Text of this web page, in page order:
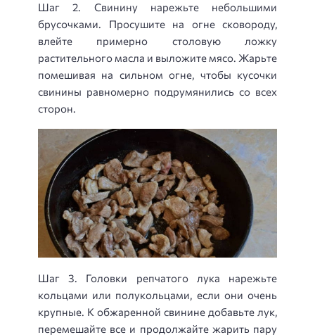
Шаг 2. Свинину нарежьте небольшими
брусочками. Просушите на огне сковороду,
влейте примерно столовую ложку
растительного масла и выложите мясо. Жарьте
помешивая на сильном огне, чтобы кусочки
свинины равномерно подрумянились со всех
сторон.
Шаг 3. Головки репчатого лука нарежьте
кольцами или полукольцами, если они очень
крупные. К обжаренной свинине добавьте лук,
перемешайте все и продолжайте жарить пару